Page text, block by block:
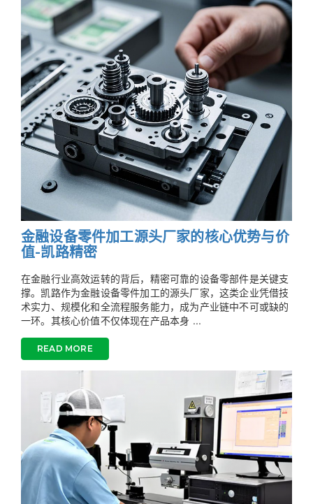
金融设备零件加工源头厂家的核心优势与价
值-凯路精密
在金融行业高效运转的背后，精密可靠的设备零部件是关键支
撑。凯路作为金融设备零件加工的源头厂家，这类企业凭借技
术实力、规模化和全流程服务能力，成为产业链中不可或缺的
一环。其核心价值不仅体现在产品本身 ...
READ MORE